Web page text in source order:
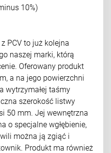
10%)
PCV to już kolejna
naszej marki, którą
Oferowany produkt
a na jego powierzchni
wytrzymałej taśmy
szerokość listwy
50 mm. Jej wewnętrzna
o specjalne wgłębienie,
można ją zgiąć i
Produkt ma również